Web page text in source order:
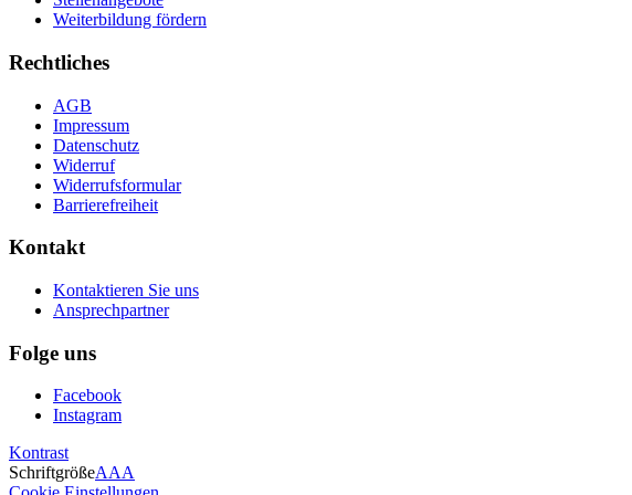
Weiterbildung fördern
Rechtliches
AGB
Impressum
Datenschutz
Widerruf
Widerrufsformular
Barrierefreiheit
Kontakt
Kontaktieren Sie uns
Ansprechpartner
Folge uns
Facebook
Instagram
Kontrast
SchriftgrößeAAA